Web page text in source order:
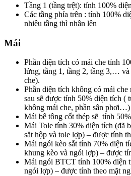
Tầng 1 (tầng trệt): tính 100%
Các tầng phía trên : tính 100%
nhiêu tầng thì nhân lên
Mái
Phần diện tích có mái che tính
lửng, tầng 1, tầng 2, tầng 3,… và
che).
Phần diện tích không có mái che
sau sẽ được tính 50% diện tích (
không mái che, phần sân phơi…)
Mái bê tông cốt thép sẽ tính
Mái Tole tính 30% diện tích (đã
sắt hộp và tole lợp) – được tính
Mái ngói kèo sắt tính 70% diện
khung kèo và ngói lợp) – được
Mái ngói BTCT tính 100% diện
ngói lợp) – được tính theo mặt